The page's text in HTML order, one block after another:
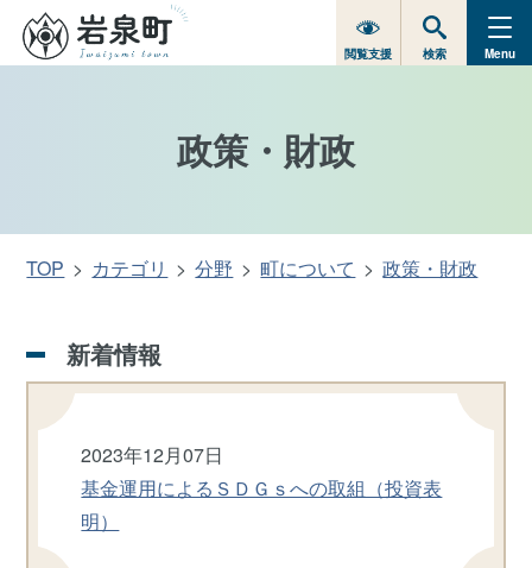
閲覧支援 検索 Menu
政策・財政
TOP カテゴリ 分野 町について 政策・財政
新着情報
2023年12月07日
基金運用によるＳＤＧｓへの取組（投資表
明）